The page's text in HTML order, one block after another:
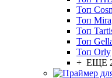
Топ
Топ
Топ
Топ
Топ Orly
+ ЕЩЕ